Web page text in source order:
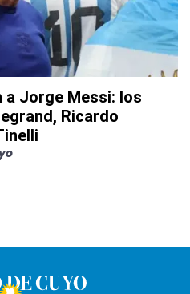
a Jorge Messi: los
Ricardo